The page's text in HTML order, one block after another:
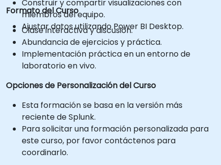
Construir y compartir visualizaciones con
miembros del equipo.
Ajustar datos utilizando Power BI Desktop.
Formato del Curso
Clase interactiva y discusión.
Abundancia de ejercicios y práctica.
Implementación práctica en un entorno de
laboratorio en vivo.
Opciones de Personalización del Curso
Esta formación se basa en la versión más
reciente de Splunk.
Para solicitar una formación personalizada para
este curso, por favor contáctenos para
coordinarlo.